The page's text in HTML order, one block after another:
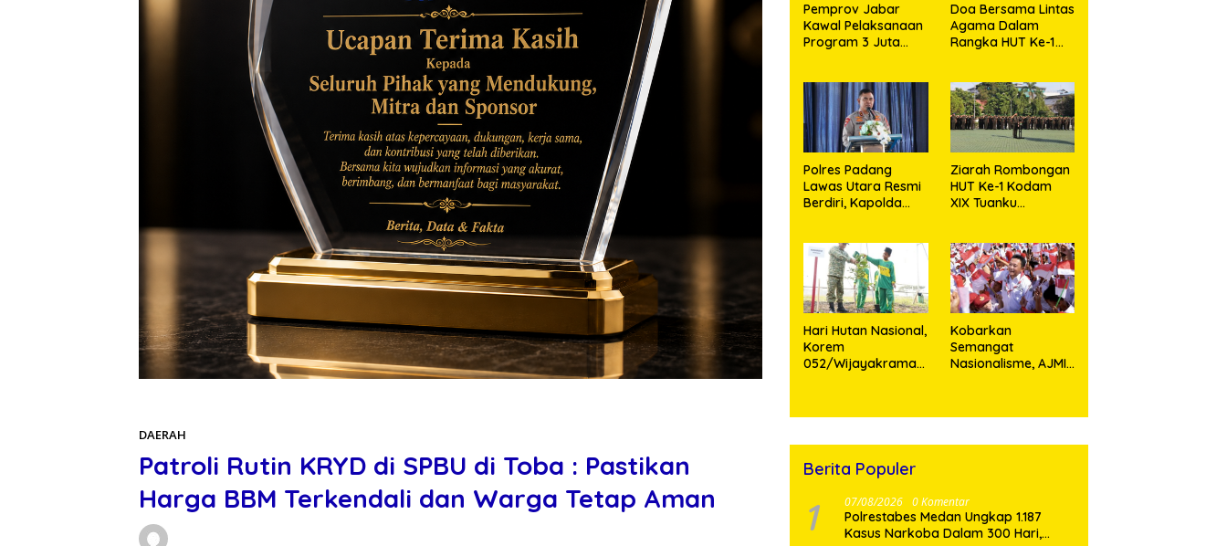
DAERAH
Patroli Rutin KRYD di SPBU di Toba : Pastikan
Harga BBM Terkendali dan Warga Tetap Aman
Pemprov Jabar
Kawal Pelaksanaan
Program 3 Juta
Rakyat
Doa Bersama Lintas
Agama Dalam
Rangka HUT Ke-1
Polres Padang
Lawas Utara Resmi
Berdiri, Kapolda
dan Penambahan
Personel
Ziarah Rombongan
HUT Ke-1 Kodam
XIX Tuanku
Pahlawan Jadi
Teladan Prajurit
Hari Hutan Nasional,
Korem
052/Wijayakrama
Kobarkan
Semangat
Nasionalisme, AJMI
Merah Putih
Berita Populer
1 07/08/2026 0 Komentar
Polrestabes Medan Ungkap 1.187
Kasus Narkoba Dalam 300 Hari,